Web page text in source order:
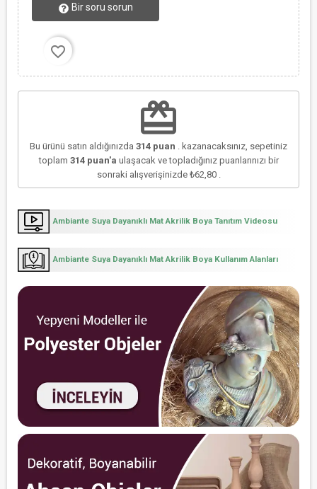
Bir soru sorun
favorite_border
redeem
Bu ürünü satın aldığınızda 314 puan . kazanacaksınız, sepetiniz
toplam 314puan'a ulaşacak ve topladığınız puanlarınızı bir
sonraki alışverişinizde ₺62,80.
Ambiante Suya Dayanıklı Mat Akrilik Boya Tanıtım Videosu
Ambiante Suya Dayanıklı Mat Akrilik Boya Kullanım Alanları